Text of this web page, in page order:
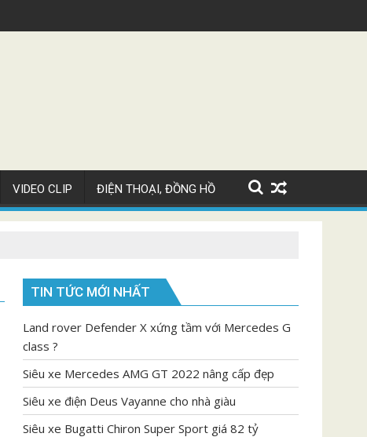
VIDEO CLIP ĐIỆN THOẠI, ĐỒNG HỒ
TIN TỨC MỚI NHẤT
Land rover Defender X xứng tầm với Mercedes G
class ?
Siêu xe Mercedes AMG GT 2022 nâng cấp đẹp
Siêu xe điện Deus Vayanne cho nhà giàu
Siêu xe Bugatti Chiron Super Sport giá 82 tỷ